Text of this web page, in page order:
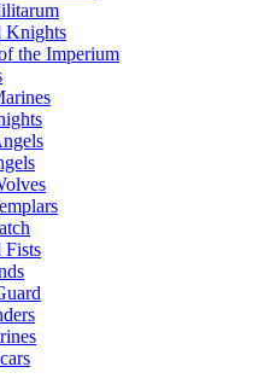
Knights
the Imperium
Fists